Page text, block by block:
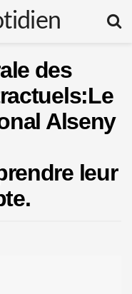
des
Alseny
leur